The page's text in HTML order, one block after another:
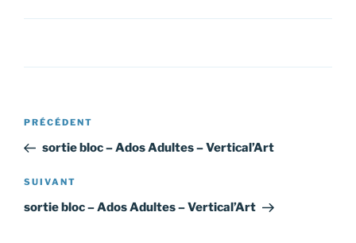
Navigation
l’article
Article
précédent
PRÉCÉDENT
sortie bloc – Ados Adultes – Vertical’Art
Article
suivant
SUIVANT
sortie bloc – Ados Adultes – Vertical’Art